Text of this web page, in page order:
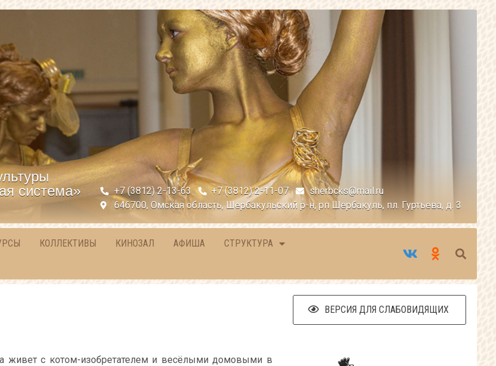
система»
+7 (3812) 2-13-63 +7 (3812) 2-11-07
sherbcks@mail.ru
646700, Омская область, Шербакульский р-н, рп Шербакуль, пл. Гуртьева, д. 3
КОЛЛЕКТИВЫ КИНОЗАЛ АФИША
СТРУКТУРА
живет с котом-изобретателем и весёлыми домовыми в
ВЕРСИЯ ДЛЯ СЛАБОВИДЯЩИХ